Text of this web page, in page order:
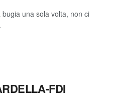
una sola volta, non ci
FDI